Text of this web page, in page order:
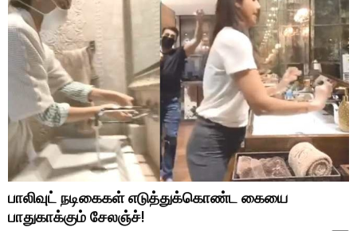
பாலிவுட் நடிகைகள் எடுத்துக்கொண்ட கையை
பாதுகாக்கும் சேலஞ்ச்!